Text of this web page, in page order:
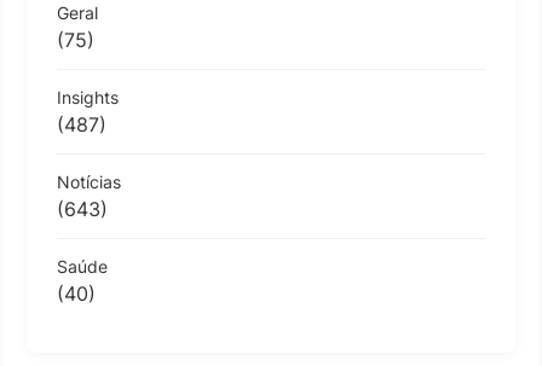
Geral
(75)
Insights
(487)
Notícias
(643)
Saúde
(40)